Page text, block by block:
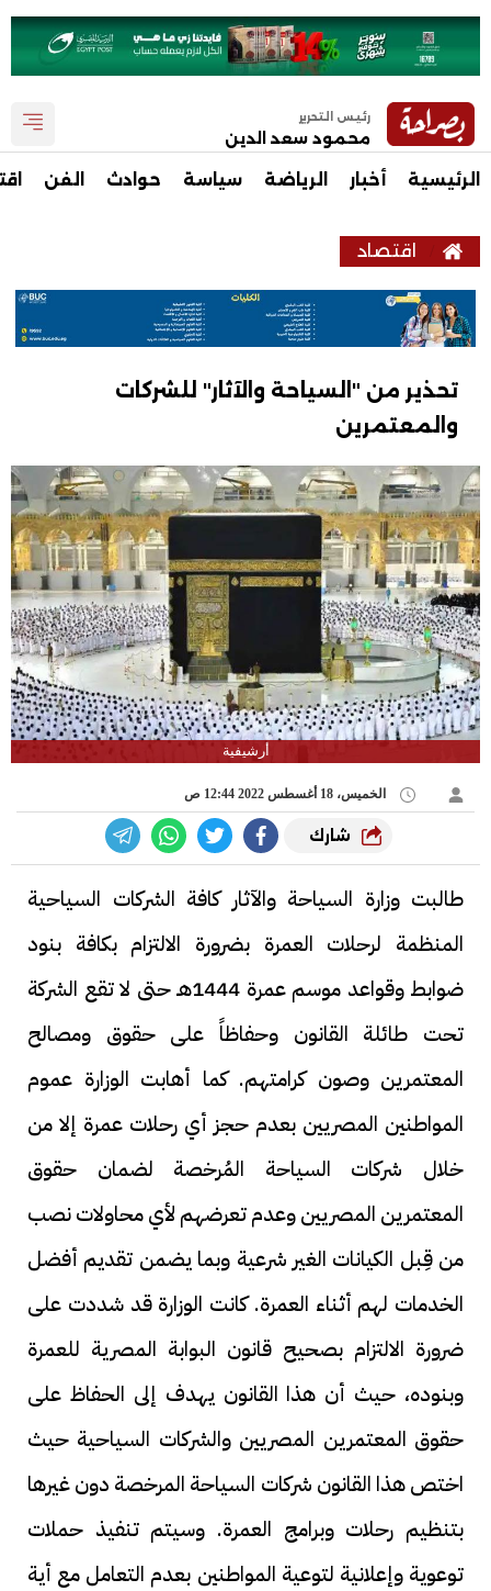
رئيس التحرير
محمود سعد الدين
الرئيسية أخبار الرياضة سياسة حوادث الفن
اقتصاد
تحذير من "السياحة والآثار" للشركات
والمعتمرين
أرشيفية
الخميس، 18 أغسطس 2022 12:44 ص
شارك
طالبت وزارة السياحة والآثار كافة الشركات السياحية
المنظمة لرحلات العمرة بضرورة الالتزام بكافة بنود
ضوابط وقواعد موسم عمرة 1444هـ حتى لا تقع الشركة
تحت طائلة القانون وحفاظاً على حقوق ومصالح
المعتمرين وصون كرامتهم. كما أهابت الوزارة عموم
المواطنين المصريين بعدم حجز أي رحلات عمرة إلا من
خلال شركات السياحة المُرخصة لضمان حقوق
المعتمرين المصريين وعدم تعرضهم لأي محاولات نصب
من قِبل الكيانات الغير شرعية وبما يضمن تقديم أفضل
الخدمات لهم أثناء العمرة. كانت الوزارة قد شددت على
ضرورة الالتزام بصحيح قانون البوابة المصرية للعمرة
وبنوده، حيث أن هذا القانون يهدف إلى الحفاظ على
حقوق المعتمرين المصريين والشركات السياحية حيث
اختص هذا القانون شركات السياحة المرخصة دون غيرها
بتنظيم رحلات وبرامج العمرة. وسيتم تنفيذ حملات
توعوية وإعلانية لتوعية المواطنين بعدم التعامل مع أية